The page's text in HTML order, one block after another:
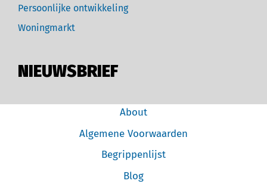
Persoonlijke ontwikkeling
Woningmarkt
NIEUWSBRIEF
About
Algemene Voorwaarden
Begrippenlijst
Blog